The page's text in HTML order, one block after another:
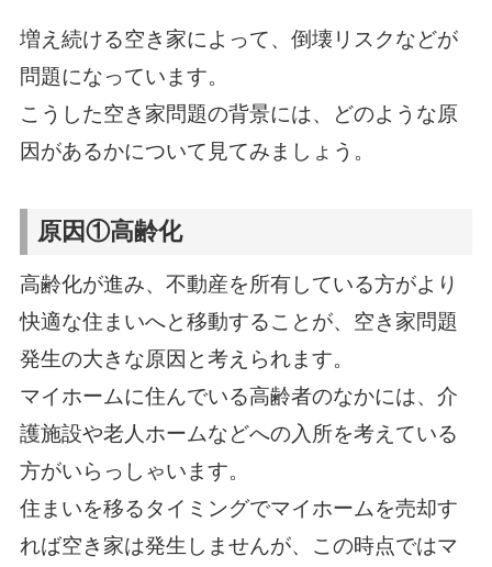
増え続ける空き家によって、倒壊リスクなどが
問題になっています。
こうした空き家問題の背景には、どのような原
因があるかについて見てみましょう。
原因①高齢化
高齢化が進み、不動産を所有している方がより
快適な住まいへと移動することが、空き家問題
発生の大きな原因と考えられます。
マイホームに住んでいる高齢者のなかには、介
護施設や老人ホームなどへの入所を考えている
方がいらっしゃいます。
住まいを移るタイミングでマイホームを売却す
れば空き家は発生しませんが、この時点ではマ